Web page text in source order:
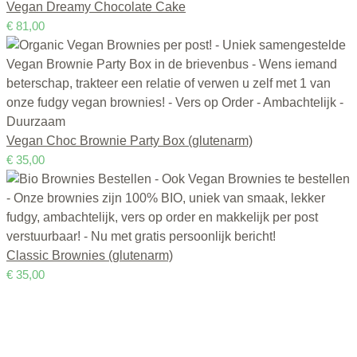
Vegan Dreamy Chocolate Cake
€ 81,00
Vegan Choc Brownie Party Box (glutenarm)
€ 35,00
Classic Brownies (glutenarm)
€ 35,00